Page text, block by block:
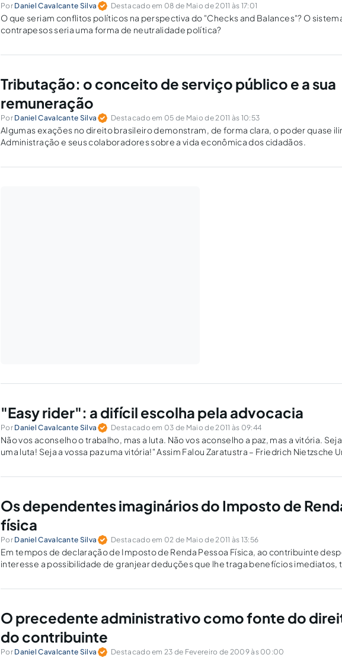
Por Daniel Cavalcante Silva Destacado em 08 de Maio de 2011 às 17:01
O que seriam conflitos políticos na perspectiva do "Checks and Balances"? O
contrapesos seria uma forma de neutralidade política?
Tributação: o conceito de serviço público e a sua
remuneração
Por Daniel Cavalcante Silva Destacado em 05 de Maio de 2011 às 10:53
Algumas exações no direito brasileiro demonstram, de forma clara, o poder quase
Administração e seus colaboradores sobre a vida econômica dos cidadãos.
"Easy rider": a difícil escolha pela advocacia
Por Daniel Cavalcante Silva Destacado em 03 de Maio de 2011 às 09:44
Não vos aconselho o trabalho, mas a luta. Não vos aconselho a paz, mas a vitória.
uma luta! Seja a vossa paz uma vitória!" Assim Falou Zaratustra – Friedrich Nietzsche
Os dependentes imaginários do Imposto de
física
Por Daniel Cavalcante Silva Destacado em 02 de Maio de 2011 às 13:56
Em tempos de declaração de Imposto de Renda Pessoa Física, ao contribuinte
interesse a possibilidade de granjear deduções que lhe traga benefícios imediatos,
O precedente administrativo como fonte do
do contribuinte
Por Daniel Cavalcante Silva Destacado em 23 de Fevereiro de 2009 às 00:00